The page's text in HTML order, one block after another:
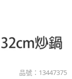
品號： 13447375